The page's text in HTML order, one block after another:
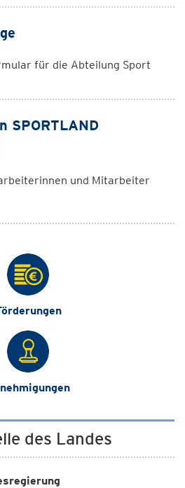
für die Abteilung Sport
SPORTLAND
und Mitarbeiter
des Landes